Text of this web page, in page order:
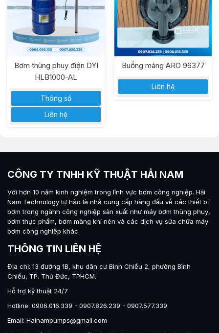
Bơm thùng phuy điện DYI
HLB1000-AL
Thông số
Liên hệ
Buồng màng ARO 96377
Liên hệ
CÔNG TY TNHH KỸ THUẬT HẢI NAM
Với hơn 10 năm kinh nghiệm trong lĩnh vực bơm công nghiệp. Hải
Nam Technologytự hào là nhà cung cấp hàng đầu về các thiết bị
bơm trong ngành công nghiệp sản xuất như máy bơm thùng phuy,
bơm thực phẩm, bơm màng khí nén và các dịch vụ sửa chữa máy
bơm công nghiêp khác.
THÔNG TIN LIÊN HỆ
Địa chỉ: 13 đường 1B, khu dân cư Bình Chiểu 2, phường Bình
Chiểu, TP. Thủ Đức, TPHCM.
Hỗ trợ kỹ thuật 24/7
Hotline: 0906.016.339 - 0907.826.239 - 0907.577.339
Email: Hainampumps@gmail.com